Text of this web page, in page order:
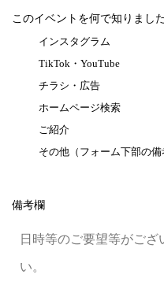
このイベントを何で知りまし
インスタグラム
TikTok・YouTube
チラシ・広告
ホームページ検索
ご紹介
その他（フォーム下部の備
備考欄